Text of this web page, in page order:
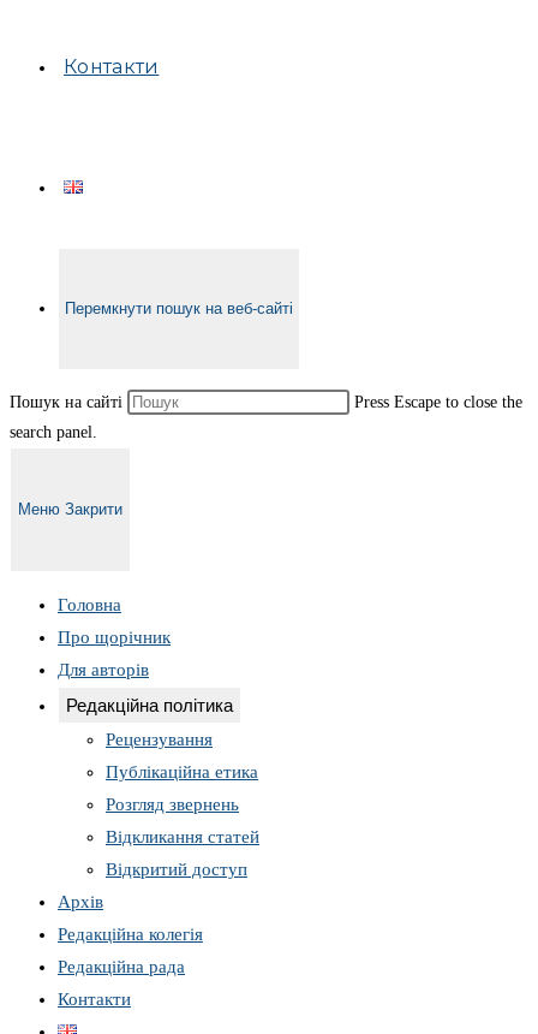
Контакти
Перемкнути пошук на веб-сайті
Пошук на сайті
Press Escape to close the
search panel.
Меню Закрити
Головна
Про щорічник
Для авторів
Редакційна політика
Рецензування
Публікаційна етика
Розгляд звернень
Відкликання статей
Відкритий доступ
Архів
Редакційна колегія
Редакційна рада
Контакти